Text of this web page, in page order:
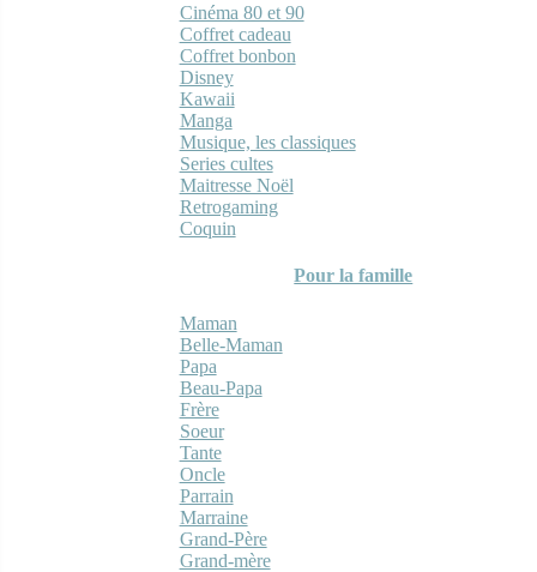
Cinéma 80 et 90
Coffret cadeau
Coffret bonbon
Disney
Kawaii
Manga
Musique, les classiques
Series cultes
Maitresse Noël
Retrogaming
Coquin
Pour la famille
Maman
Belle-Maman
Papa
Beau-Papa
Frère
Soeur
Tante
Oncle
Parrain
Marraine
Grand-Père
Grand-mère